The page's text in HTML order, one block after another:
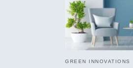
GREEN INNOVATIONS